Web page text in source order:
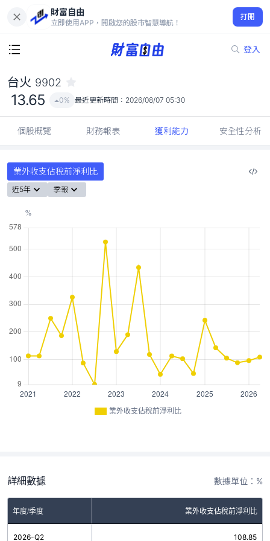
財富自由
立即使用APP，開啟您的股市智慧導航！
打開
登入
13.65
0%
台火 9902
13.65 0% 最近更新時間： 2026/08/07 05:30
個股概覽 財務報表 獲利能力 安全性分析
業外收支佔稅前淨利比
近5年 季報
業外收支佔稅前淨利比
詳細數據 數據單位：%
年度/季度 業外收支佔稅前淨利比
2026-Q2 108.85